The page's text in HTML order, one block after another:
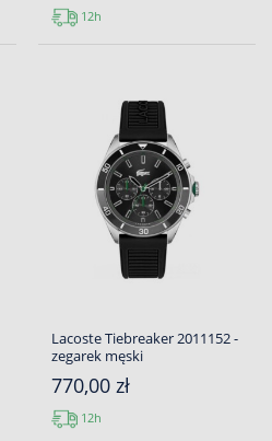
12h
Lacoste Tiebreaker 2011152 -
zegarek męski
770,00 zł
12h